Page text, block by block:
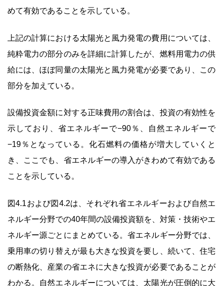
めて有効であることを示している。
上記の計算における太陽光と風力発電の費用については、
純粋電力の部分のみを詳細に計算したが、燃料用電力の供
給には、ほぼ同量の太陽光と風力発電が必要であり、この
部分を加えている。
設備投資金額に対する正味費用の割合は、投資の有効性を
示しており、省エネルギーで−90％、自然エネルギーで
−19％となっている。化石燃料の価格が増大していくと
き、ここでも、省エネルギーの導入がきわめて有効である
ことを示している。
図4.1および図4.2は、それぞれ省エネルギーおよび自然エ
ネルギー分野での40年間の設備投資額を、対策・技術やエ
ネルギー源ごとにまとめている。省エネルギー分野では、
乗用車の切り替えが最も大きな投資を要し、続いて、住宅
の断熱化、産業の省エネに大きな投資が必要であることが
わかる。自然エネルギーについては、太陽光が圧倒的に大